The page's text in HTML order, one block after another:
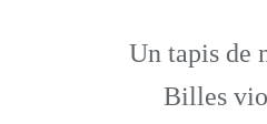
Un tapis de
Billes